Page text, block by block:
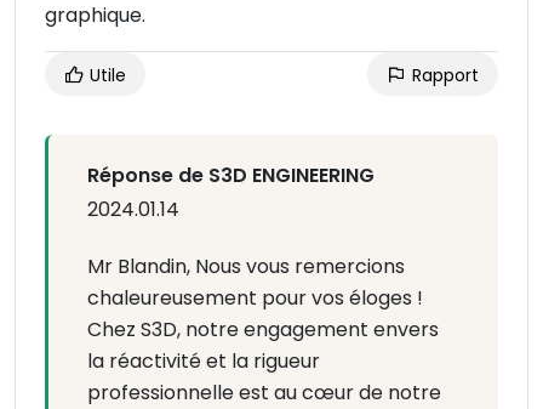
graphique.
Utile Rapport
Réponse de S3D ENGINEERING
2024.01.14
Mr Blandin, Nous vous remercions
chaleureusement pour vos éloges !
Chez S3D, notre engagement envers
la réactivité et la rigueur
professionnelle est au cœur de notre